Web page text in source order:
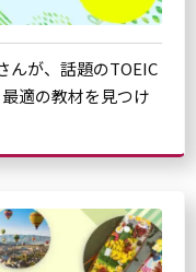
んが、話題のTOEIC
適の教材を見つけ